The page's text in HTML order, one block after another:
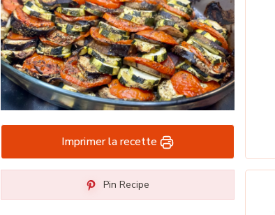
Imprimer la recette
Pin Recipe